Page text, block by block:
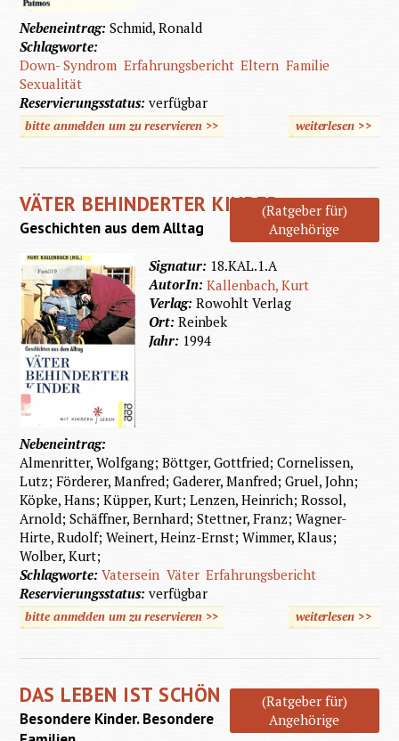
Nebeneintrag:Schmid, Ronald
Schlagworte:
Down- Syndrom Erfahrungsbericht Eltern Familie
Sexualität
Reservierungsstatus:verfügbar
bitte anmelden um zu reservieren >> weiterlesen
über
>>
VÄTER BEHINDERTER KINDER(Ratgeber für)
Angehörige
Geschichten aus dem Alltag
Signatur: 18.KAL.1.A
AutorIn:Kallenbach, Kurt
Verlag:Rowohlt Verlag
Ort:Reinbek
Jahr: 1994
Nebeneintrag:
Almenritter, Wolfgang; Böttger, Gottfried; Cornelissen,
Lutz; Förderer, Manfred; Gaderer, Manfred; Gruel, John;
Köpke, Hans; Küpper, Kurt; Lenzen, Heinrich; Rossol,
Arnold; Schäffner, Bernhard; Stettner, Franz; Wagner-
Hirte, Rudolf; Weinert, Heinz-Ernst; Wimmer, Klaus;
Wolber, Kurt;
Schlagworte:Vatersein Väter Erfahrungsbericht
Reservierungsstatus:verfügbar
bitte anmelden um zu reservieren >> weiterlesen über
>>
DAS LEBEN IST SCHÖN
(Ratgeber für)
Angehörige
Besondere Kinder. Besondere